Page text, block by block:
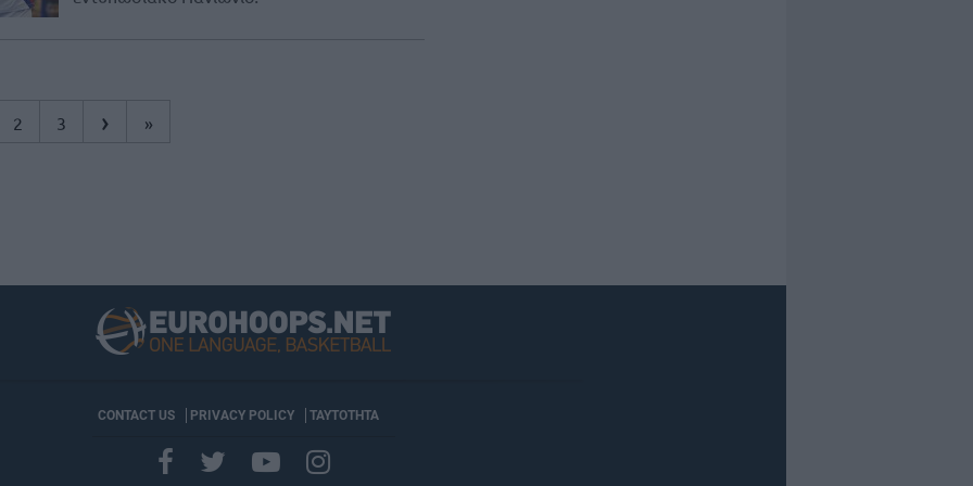
2 3 › »
CONTACT US PRIVACY POLICY ΤΑΥΤΟΤΗΤΑ